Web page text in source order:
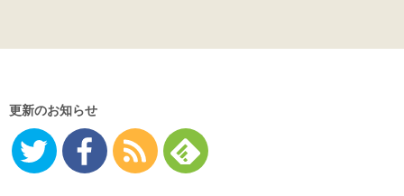
更新のお知らせ